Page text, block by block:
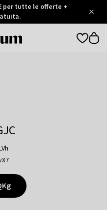
per tutte le offerte +